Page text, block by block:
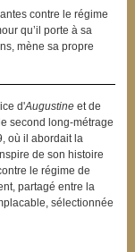
contre le régime
qu’il porte à sa
mène sa propre
d'Augustineet de
second long-métrage
où il abordait la
de son histoire
le régime de
partagé entre la
sélectionnée